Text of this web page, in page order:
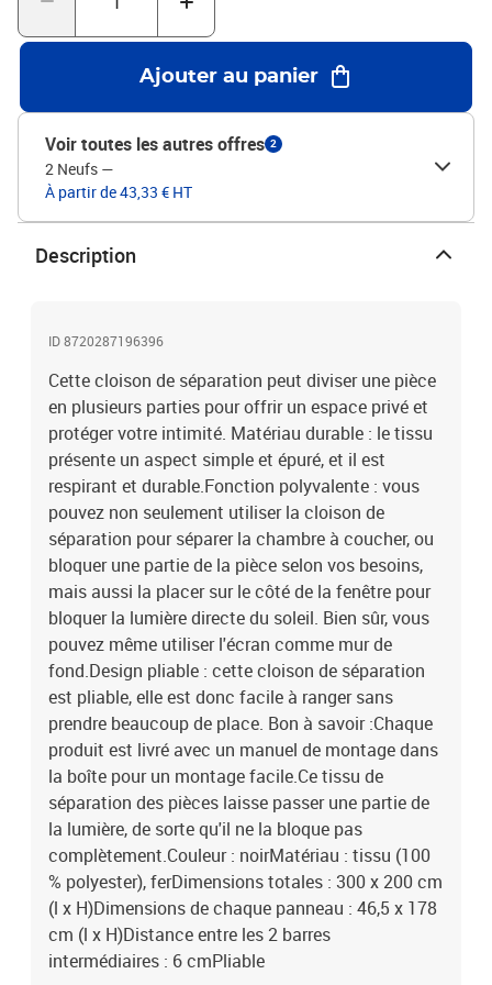
tissu (100 % polyester), ferDimensions totales : 300 x 200 cm (l x
H)Dimensions de chaque panneau : 46,5 x 178 cm (l x H)Distance
entre les 2 barres intermédiaires : 6 cmPliable
Ajouter au panier
Voir toutes les autres offres 2
2 Neufs —
À partir de 43,33 € HT
Description
ID 8720287196396
Cette cloison de séparation peut diviser une pièce
en plusieurs parties pour offrir un espace privé et
protéger votre intimité. Matériau durable : le tissu
présente un aspect simple et épuré, et il est
respirant et durable.Fonction polyvalente : vous
pouvez non seulement utiliser la cloison de
séparation pour séparer la chambre à coucher, ou
bloquer une partie de la pièce selon vos besoins,
mais aussi la placer sur le côté de la fenêtre pour
bloquer la lumière directe du soleil. Bien sûr, vous
pouvez même utiliser l'écran comme mur de
fond.Design pliable : cette cloison de séparation
est pliable, elle est donc facile à ranger sans
prendre beaucoup de place. Bon à savoir :Chaque
produit est livré avec un manuel de montage dans
la boîte pour un montage facile.Ce tissu de
séparation des pièces laisse passer une partie de
la lumière, de sorte qu'il ne la bloque pas
complètement.Couleur : noirMatériau : tissu (100
% polyester), ferDimensions totales : 300 x 200 cm
(l x H)Dimensions de chaque panneau : 46,5 x 178
cm (l x H)Distance entre les 2 barres
intermédiaires : 6 cmPliable